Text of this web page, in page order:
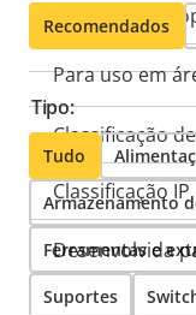
Temperatura
Para uso em
Classificação
Classificação IP
Desenvolvida
Recomendados
Tipo:
Tudo
Armazenamento
Ferramentas e
Suportes